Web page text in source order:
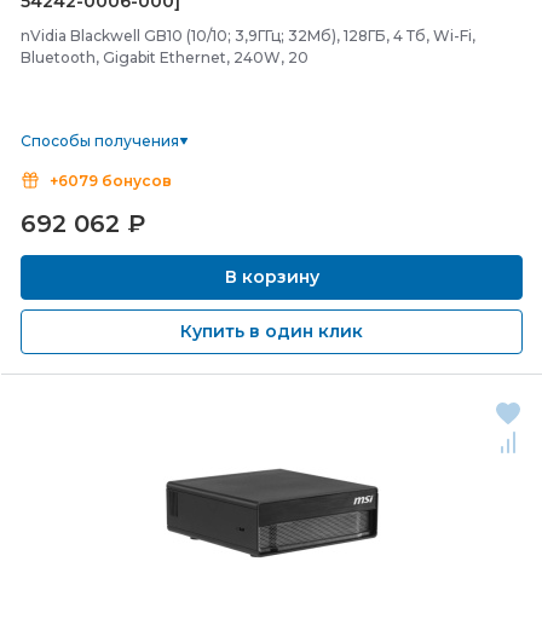
nVidia Blackwell GB10 (10/10; 3,9ГГц; 32Мб), 128ГБ, 4 Тб, Wi-Fi,
Bluetooth, Gigabit Ethernet, 240W, 20
Способы получения
+6079 бонусов
692 062 ₽
В корзину
Купить в один клик